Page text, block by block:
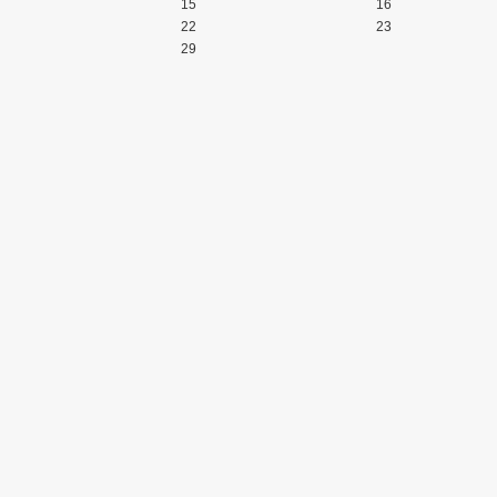
15
16
22
23
29